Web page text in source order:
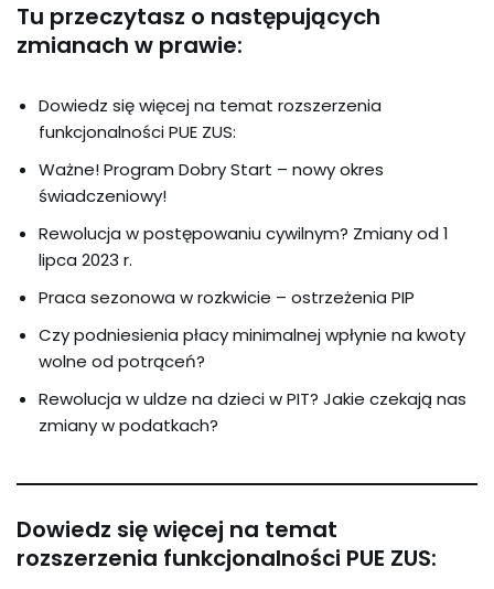
Tu przeczytasz o następujących
zmianach w prawie:
Dowiedz się więcej na temat rozszerzenia
funkcjonalności PUE ZUS:
Ważne! Program Dobry Start – nowy okres
świadczeniowy!
Rewolucja w postępowaniu cywilnym? Zmiany od 1
lipca 2023 r.
Praca sezonowa w rozkwicie – ostrzeżenia PIP
Czy podniesienia płacy minimalnej wpłynie na kwoty
wolne od potrąceń?
Rewolucja w uldze na dzieci w PIT? Jakie czekają nas
zmiany w podatkach?
Dowiedz się więcej na temat
rozszerzenia funkcjonalności PUE ZUS: